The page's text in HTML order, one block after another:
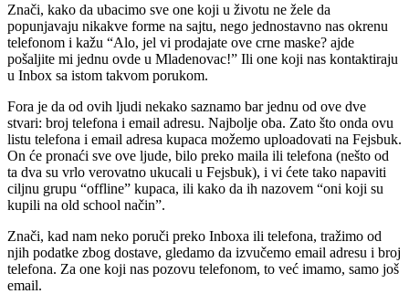
Znači, kako da ubacimo sve one koji u životu ne žele da
popunjavaju nikakve forme na sajtu, nego jednostavno nas okrenu
telefonom i kažu “Alo, jel vi prodajate ove crne maske? ajde
pošaljite mi jednu ovde u Mladenovac!” Ili one koji nas kontaktiraju
u Inbox sa istom takvom porukom.
Fora je da od ovih ljudi nekako saznamo bar jednu od ove dve
stvari: broj telefona i email adresu. Najbolje oba. Zato što onda ovu
listu telefona i email adresa kupaca možemo uploadovati na Fejsbuk.
On će pronaći sve ove ljude, bilo preko maila ili telefona (nešto od
ta dva su vrlo verovatno ukucali u Fejsbuk), i vi ćete tako napaviti
ciljnu grupu “offline” kupaca, ili kako da ih nazovem “oni koji su
kupili na old school način”.
Znači, kad nam neko poruči preko Inboxa ili telefona, tražimo od
njih podatke zbog dostave, gledamo da izvučemo email adresu i broj
telefona. Za one koji nas pozovu telefonom, to već imamo, samo još
email.